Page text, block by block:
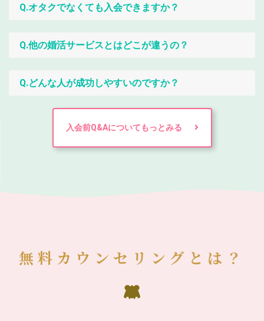
Q.オタクでなくても入会できますか？
Q.他の婚活サービスとはどこが違うの？
Q.どんな人が成功しやすいのですか？
入会前Q&Aについてもっとみる
無料カウンセリングとは？